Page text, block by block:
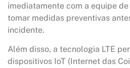
imediatamente com a equipe
tomar medidas preventivas
incidente.
Além disso, a tecnologia LTE
dispositivos IoT (Internet das